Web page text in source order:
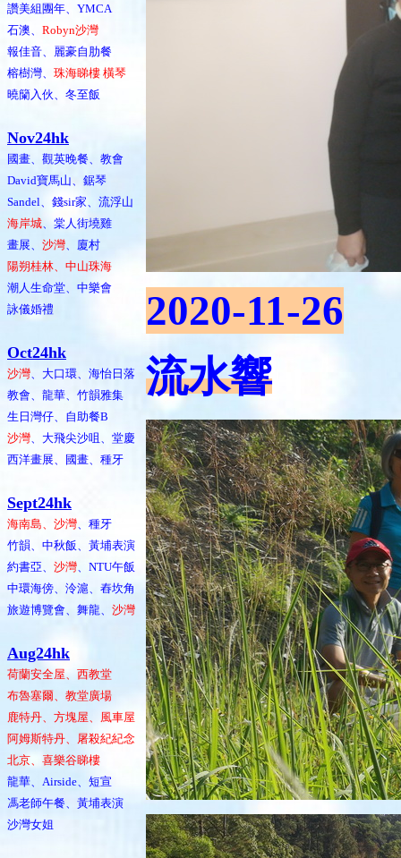
讚美組團年、YMCA
石澳、 Robyn沙灣
報佳音、麗豪自肋餐
榕樹灣、 珠海睇樓 橫琴
曉籣入伙、冬至飯
Nov24hk
國畫、觀英晚餐、教會
David寶馬山、鋸琴
Sandel、錢sir家、流浮山
海岸城、棠人街墝雞
畫展、 沙灣、廈村
陽朔桂林、中山珠海
潮人生命堂、中樂會
詠儀婚禮
Oct24hk
沙灣、大口環、海怡日落
教會、龍華、竹韻雅集
生日灣仔、自助餐B
沙灣、大飛尖沙咀、堂慶
西洋畫展、國畫、種牙
Sept24hk
海南島、沙灣、種牙
竹韻、中秋飯、黃埔表演
約書亞、 沙灣、NTU午飯
中環海傍、泠滬、舂坎角
旅遊博覽會、舞龍、 沙灣
Aug24hk
荷蘭安全屋、西教堂
布魯塞爾、教堂廣場
鹿特丹、方塊屋、風車屋
阿姆斯特丹、屠殺紀紀念
北京、喜樂谷睇樓
龍華、Airside、短宣
馮老師午餐、黃埔表演
沙灣女姐
2020-11-26
流水響